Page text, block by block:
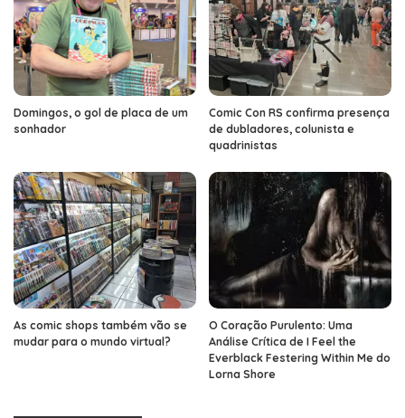
Domingos, o gol de placa de um
sonhador
Comic Con RS confirma presença
de dubladores, colunista e
quadrinistas
As comic shops também vão se
mudar para o mundo virtual?
O Coração Purulento: Uma
Análise Crítica de I Feel the
Everblack Festering Within Me do
Lorna Shore